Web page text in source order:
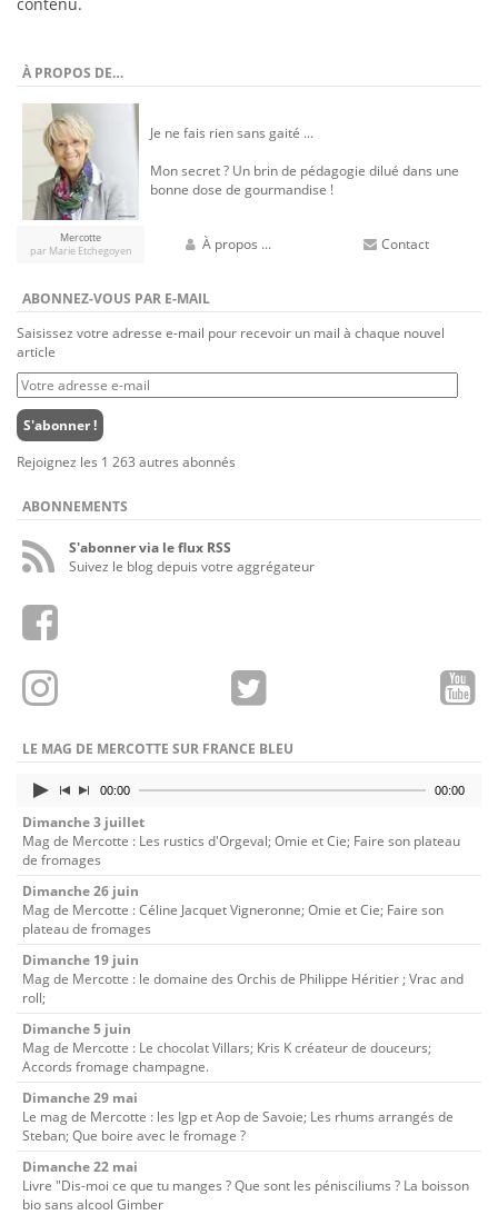
À PROPOS DE…
Je ne fais rien sans gaité ...
Mon secret ? Un brin de pédagogie dilué dans une
bonne dose de gourmandise !
Mercotte
par Marie Etchegoyen
À propos ... Contact
ABONNEZ-VOUS PAR E-MAIL
Saisissez votre adresse e-mail pour recevoir un mail à chaque nouvel
article
Votre
adresse
e-
mail
S'abonner !
Rejoignez les 1 263 autres abonnés
ABONNEMENTS
S'abonner via le flux RSS
Suivez le blog depuis votre aggrégateur
LE MAG DE MERCOTTE SUR FRANCE BLEU
00:00 00:00
Dimanche 3 juillet
Mag de Mercotte : Les rustics d'Orgeval; Omie et Cie; Faire son plateau
de fromages
Dimanche 26 juin
Mag de Mercotte : Céline Jacquet Vigneronne; Omie et Cie; Faire son
plateau de fromages
Dimanche 19 juin
Mag de Mercotte : le domaine des Orchis de Philippe Héritier ; Vrac and
roll;
Dimanche 5 juin
Mag de Mercotte : Le chocolat Villars; Kris K créateur de douceurs;
Accords fromage champagne.
Dimanche 29 mai
Le mag de Mercotte : les Igp et Aop de Savoie; Les rhums arrangés de
Steban; Que boire avec le fromage ?
Dimanche 22 mai
Livre "Dis-moi ce que tu manges ? Que sont les pénisciliums ? La boisson
bio sans alcool Gimber